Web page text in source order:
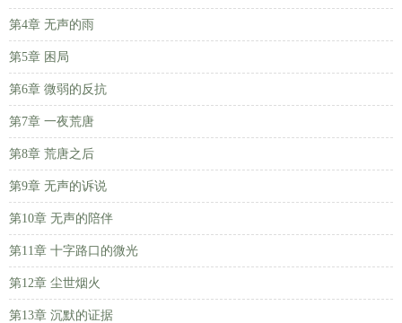
第4章 无声的雨
第5章 困局
第6章 微弱的反抗
第7章 一夜荒唐
第8章 荒唐之后
第9章 无声的诉说
第10章 无声的陪伴
第11章 十字路口的微光
第12章 尘世烟火
第13章 沉默的证据